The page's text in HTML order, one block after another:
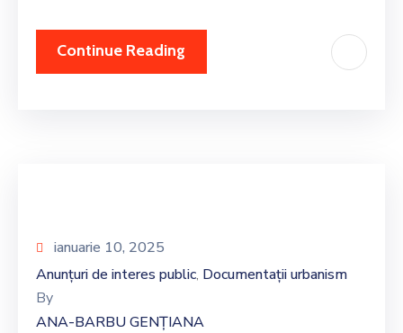
Continue Reading
ianuarie 10, 2025
Anunțuri de interes public‚ Documentații urbanism
By
ANA-BARBU GENȚIANA